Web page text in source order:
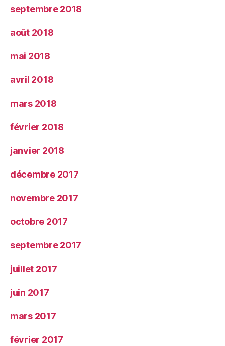
septembre 2018
août 2018
mai 2018
avril 2018
mars 2018
février 2018
janvier 2018
décembre 2017
novembre 2017
octobre 2017
septembre 2017
juillet 2017
juin 2017
mars 2017
février 2017